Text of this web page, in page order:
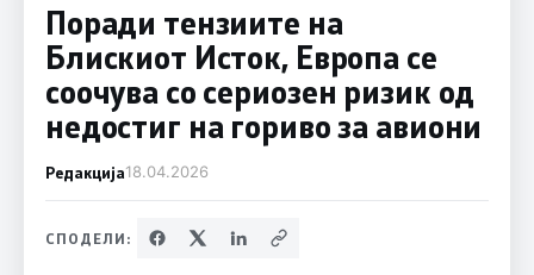
Поради тензиите на
Блискиот Исток, Европа се
соочува со сериозен ризик од
недостиг на гориво за авиони
Редакција18.04.2026
СПОДЕЛИ: